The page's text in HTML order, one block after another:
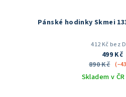
Pánské hodinky Skmei
412 Kč bez
499 Kč
890 Kč
Skladem v ČR